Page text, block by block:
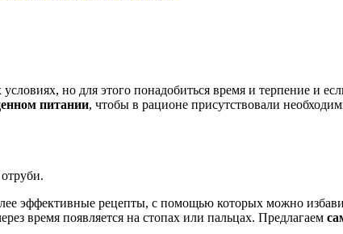
но для этого понадобиться время и терпение и
питании, чтобы в рационе присутствовали
эффективные рецепты, с помощью которых можно
время появляется на стопах или пальцах. Предлагаем